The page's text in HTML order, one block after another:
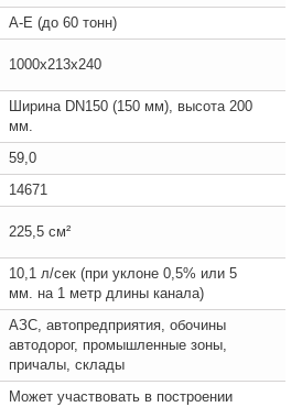
А-E (до 60 тонн)
1000х213х240
Ширина DN150 (150 мм), высота 200
мм.
59,0
14671
225,5 см²
10,1 л/сек (при уклоне 0,5% или 5
мм. на 1 метр длины канала)
АЗС, автопредприятия, обочины
автодорог, промышленные зоны,
причалы, склады
Может участвовать в построении